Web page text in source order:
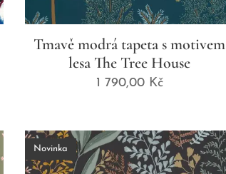
Tmavě modrá tapeta s motivem
lesa The Tree House
1 790,00Kč
Novinka